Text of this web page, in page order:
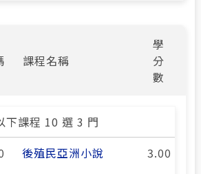
課程名稱
學
分
數
下課程 10 選 3 門
後殖民亞洲小說
3.00